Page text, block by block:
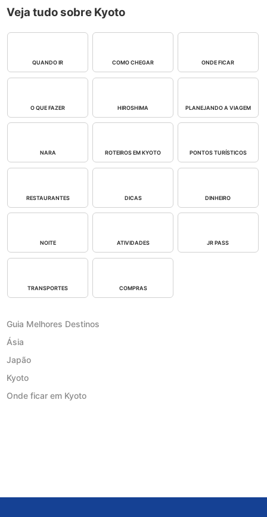
Veja tudo sobre Kyoto
QUANDO IR COMO CHEGAR ONDE FICAR
O QUE FAZER HIROSHIMA PLANEJANDO A VIAGEM
NARA ROTEIROS EM KYOTO PONTOS TURÍSTICOS
RESTAURANTES DICAS DINHEIRO
NOITE ATIVIDADES JR PASS
TRANSPORTES COMPRAS
Guia Melhores Destinos
Ásia
Japão
Kyoto
Onde ficar em Kyoto